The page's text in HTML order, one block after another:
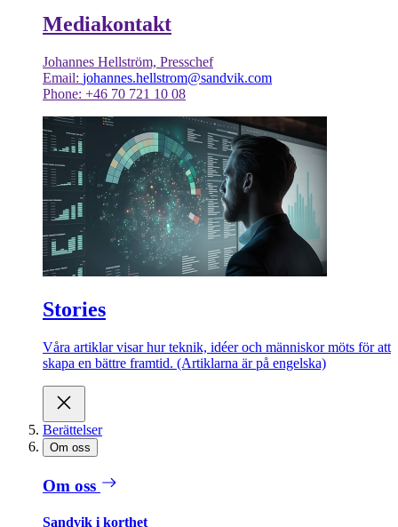
Mediakontakt
Johannes Hellström, Presschef
Email: johannes.hellstrom@sandvik.com
Phone: +46 70 721 10 08
Stories
Våra artiklar visar hur teknik, idéer och människor möts för att
skapa en bättre framtid. (Artiklarna är på engelska)
Berättelser
Om oss
Om oss
Sandvik i korthet